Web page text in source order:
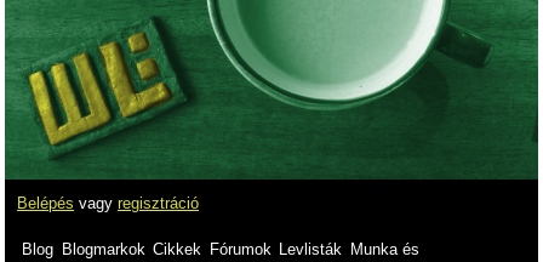
Belépés vagy regisztráció
Blog Blogmarkok Cikkek Fórumok Levlisták
Munka és